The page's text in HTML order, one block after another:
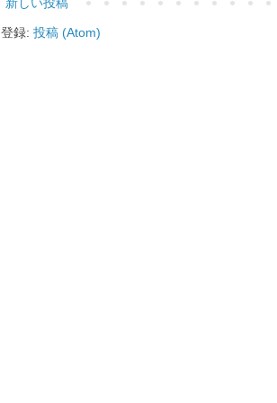
登録: 投稿 (Atom)